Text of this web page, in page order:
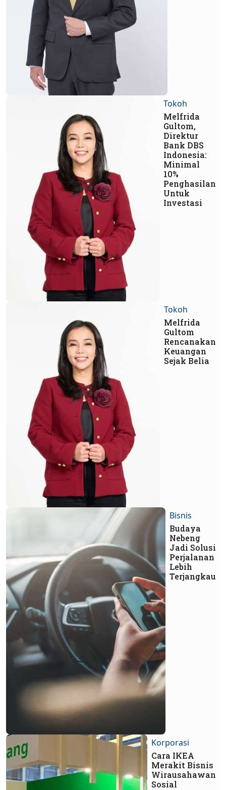
Tokoh
Melfrida
Gultom,
Direktur
Bank DBS
Indonesia:
Minimal
10%
Penghasilan
Untuk
Investasi
Tokoh
Melfrida
Gultom
Rencanakan
Keuangan
Sejak Belia
Bisnis
Budaya
Nebeng
Jadi Solusi
Perjalanan
Lebih
Terjangkau
Korporasi
Cara IKEA
Merakit Bisnis
Wirausahawan
Sosial